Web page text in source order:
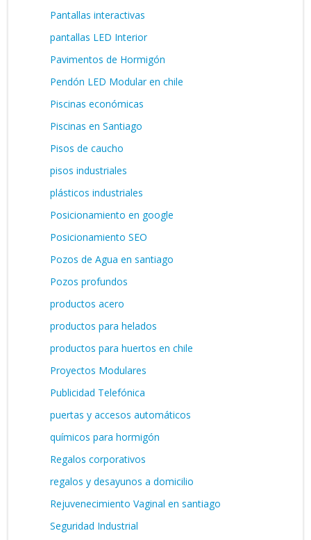
Pantallas interactivas
pantallas LED Interior
Pavimentos de Hormigón
Pendón LED Modular en chile
Piscinas económicas
Piscinas en Santiago
Pisos de caucho
pisos industriales
plásticos industriales
Posicionamiento en google
Posicionamiento SEO
Pozos de Agua en santiago
Pozos profundos
productos acero
productos para helados
productos para huertos en chile
Proyectos Modulares
Publicidad Telefónica
puertas y accesos automáticos
químicos para hormigón
Regalos corporativos
regalos y desayunos a domicilio
Rejuvenecimiento Vaginal en santiago
Seguridad Industrial